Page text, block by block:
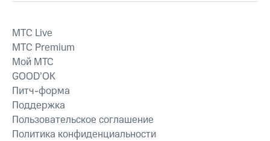
MTС Live
MTС Premium
Мой МТС
GOOD’OK
Питч-форма
Поддержка
Пользовательское соглашение
Политика конфиденциальности